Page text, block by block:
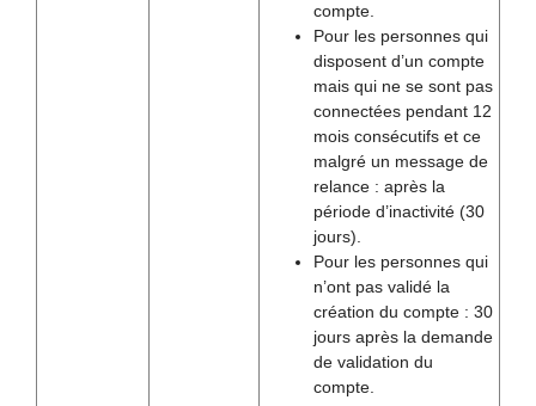
compte.
Pour les personnes qui
disposent d’un compte
mais qui ne se sont pas
connectées pendant 12
mois consécutifs et ce
malgré un message de
relance : après la
période d’inactivité (30
jours).
Pour les personnes qui
n’ont pas validé la
création du compte : 30
jours après la demande
de validation du
compte.